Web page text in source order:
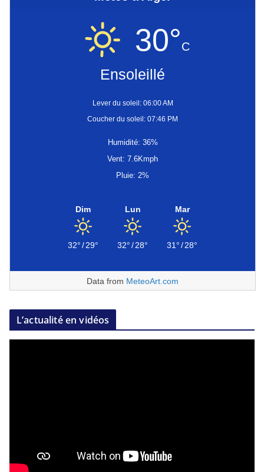
30°C
Ensoleillé
Lever du soleil: 06:00 AM
Coucher du soleil: 07:46 PM
Humidité: 36%
Vent: 7.6Kmph
Pluie: 2%
Dim
32°/29°
Lun
32°/28°
Mar
31°/28°
Data from MeteoArt.com
L’actualité en vidéos